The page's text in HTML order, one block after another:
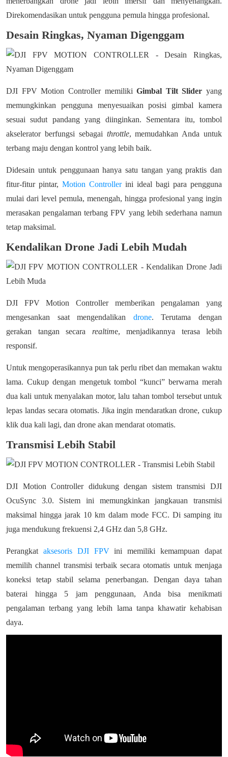
Direkomendasikan untuk pengguna pemula hingga profesional.
Desain Ringkas, Nyaman Digenggam
DJI FPV Motion Controller memilikiGimbal Tilt Slider yang
memungkinkan pengguna menyesuaikan posisi gimbal kamera
sesuai sudut pandang yang diinginkan. Sementara itu, tombol
akselerator berfungsi sebagai throttle, memudahkan Anda untuk
terbang maju dengan kontrol yang lebih baik.
Didesain untuk penggunaan hanya satu tangan yang praktis dan
fitur-fitur pintar, Motion Controllerini ideal bagi para pengguna
mulai dari level pemula, menengah, hingga profesional yang ingin
merasakan pengalaman terbang FPV yang lebih sederhana namun
tetap maksimal.
Kendalikan Drone Jadi Lebih Mudah
DJI FPV Motion Controller memberikan pengalaman yang
mengesankan saat mengendalikan drone. Terutama dengan
gerakan tangan secara realtime, menjadikannya terasa lebih
responsif.
Untuk mengoperasikannya pun tak perlu ribet dan memakan waktu
lama. Cukup dengan mengetuk tombol “kunci” berwarna merah
dua kali untuk menyalakan motor, lalu tahan tombol tersebut untuk
lepas landas secara otomatis. Jika ingin mendaratkan drone, cukup
klik dua kali lagi, dan drone akan mendarat otomatis.
Transmisi Lebih Stabil
DJI Motion Controller didukung dengan sistem transmisi DJI
OcuSync 3.0. Sistem ini memungkinkan jangkauan transmisi
maksimal hingga jarak 10 km dalam mode FCC. Di samping itu
juga mendukung frekuensi 2,4 GHz dan 5,8 GHz.
Perangkat aksesoris DJI FPVini memiliki kemampuan dapat
memilih channel transmisi terbaik secara otomatis untuk menjaga
koneksi tetap stabil selama penerbangan. Dengan daya tahan
baterai hingga 5 jam penggunaan, Anda bisa menikmati
pengalaman terbang yang lebih lama tanpa khawatir kehabisan
daya.